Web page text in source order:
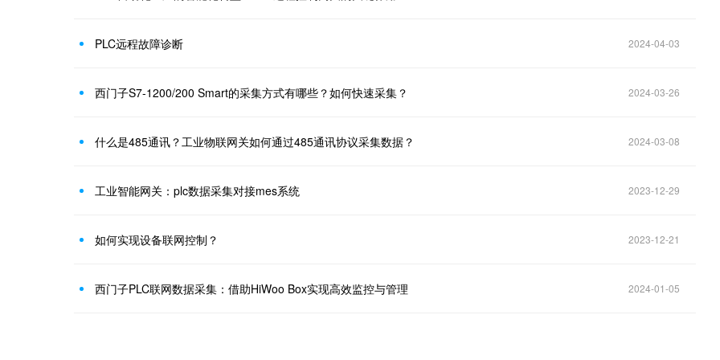
PLC远程故障诊断 2024-04-03
西门子S7-1200/200 Smart的采集方式有哪些？如何快速采集？ 2024-03-26
什么是485通讯？工业物联网关如何通过485通讯协议采集数据？ 2024-03-08
工业智能网关：plc数据采集对接mes系统 2023-12-29
如何实现设备联网控制？ 2023-12-21
西门子PLC联网数据采集：借助HiWoo Box实现高效监控与管理 2024-01-05